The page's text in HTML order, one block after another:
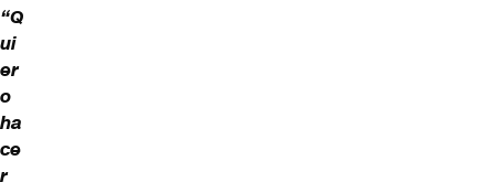
“Q
ui
er
o
ha
ce
r